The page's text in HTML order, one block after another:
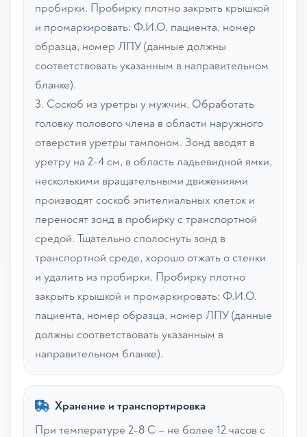
пробирки. Пробирку плотно закрыть крышкой
и промаркировать: Ф.И.О. пациента, номер
образца, номер ЛПУ (данные должны
соответствовать указанным в направительном
бланке).
3. Соскоб из уретры у мужчин. Обработать
головку полового члена в области наружного
отверстия уретры тампоном. Зонд вводят в
уретру на 2-4 см, в область ладьевидной ямки,
несколькими вращательными движениями
производят соскоб эпителиальных клеток и
переносят зонд в пробирку с транспортной
средой. Тщательно сполоснуть зонд в
транспортной среде, хорошо отжать о стенки
и удалить из пробирки. Пробирку плотно
закрыть крышкой и промаркировать: Ф.И.О.
пациента, номер образца, номер ЛПУ (данные
должны соответствовать указанным в
направительном бланке).
Хранение и транспортировка
При температуре 2-8 С – не более 12 часов с